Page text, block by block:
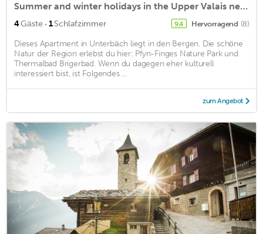
Summer and winter holidays in the Upper Valais near Zermatt and Saas-Fee
4Gäste · 1Schlafzimmer 9,4 Hervorragend (8)
Dieses Apartment in Unterbäch liegt in den Bergen. Die schöne
Natur der Region erlebst du hier: Pfyn-Finges Nature Park und
Thermalbad Brigerbad. Wenn du dagegen eher kulturell
interessiert bist, ist Folgendes ...
zum Angebot